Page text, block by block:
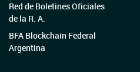
Red de Boletines Oficiales
de la R. A.
BFA Blockchain Federal
Argentina